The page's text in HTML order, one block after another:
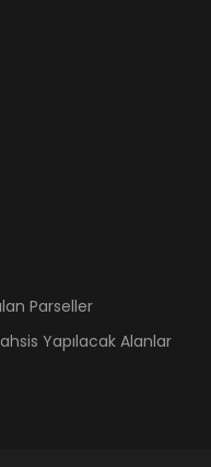
Parseller
Yapılacak Alanlar